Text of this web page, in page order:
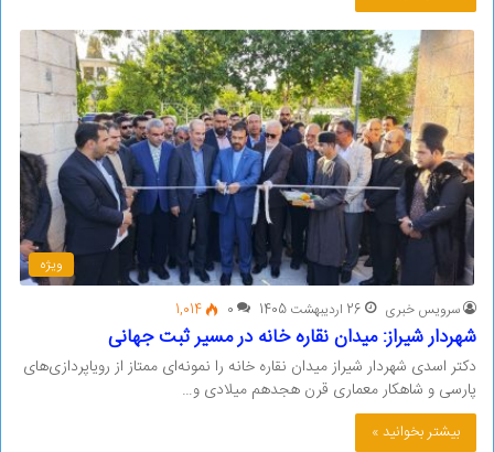
ویژه
سرویس خبری 26 اردیبهشت 1405 0
1,014
شهردار شیراز: میدان نقاره خانه در مسیر ثبت جهانی
دکتر اسدی شهردار شیراز میدان نقاره خانه را نمونه‌ای ممتاز از رویاپردازی‌های
پارسی و شاهکار معماری قرن هجدهم میلادی و…
بیشتر بخوانید »